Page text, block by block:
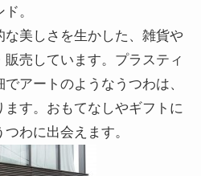
。
美しさを生かした、雑貨や
売しています。プラスティ
アートのようなうつわは、
ます。おもてなしやギフトに
わに出会えます。